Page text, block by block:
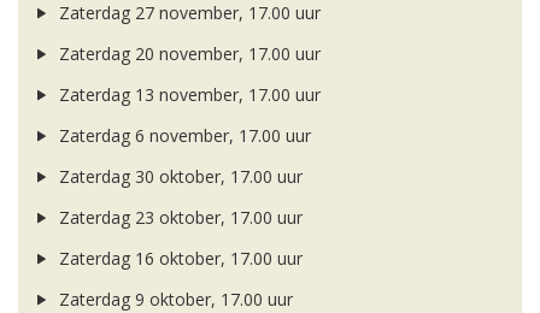
Zaterdag 27 november, 17.00 uur
Zaterdag 20 november, 17.00 uur
Zaterdag 13 november, 17.00 uur
Zaterdag 6 november, 17.00 uur
Zaterdag 30 oktober, 17.00 uur
Zaterdag 23 oktober, 17.00 uur
Zaterdag 16 oktober, 17.00 uur
Zaterdag 9 oktober, 17.00 uur